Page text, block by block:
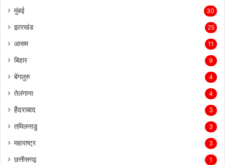
मुंबई 30
झारखंड 25
आसम 11
बिहार 9
बेंगलुरु 4
तेलंगाना 4
हैदराबाद 3
तमिलनाडु 3
महाराष्ट्र 3
छत्तीसगढ़ 1